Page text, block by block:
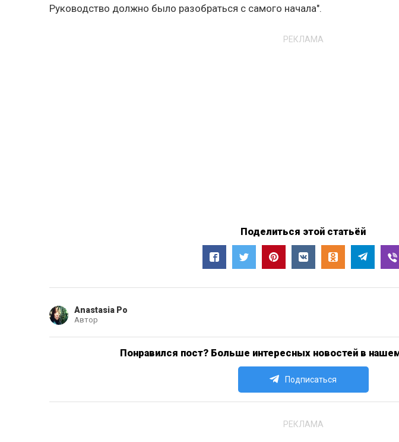
Руководство должно было разобраться с самого начала".
РЕКЛАМА
Поделиться этой статьёй
Anastasia Po
Автор
Понравился пост? Больше интересных новостей в
Подписаться
РЕКЛАМА